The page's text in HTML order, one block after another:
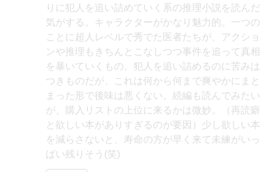
りに犯人を追い詰めていく系の推理小説を読んだ
気がする。キャラクターがかなり魅力的。一つの
ことに超人レベルで秀でた医者たちが、アクショ
ンや推理もきちんとこなしつつ事件を追って真相
を暴いていくもの。犯人を追い詰めるのに苦みは
つきものだが、これは何から何まで爽やかにまと
まった形で後味は悪くない。続編も読んでみたい
が、購入リストの上位に来るかは微妙。（再読癖
と欲しい本がありすぎるのが要因）少し欲しい本
を減らさないと、寿命の方が早く来て未練がいっ
ぱい残りそう(笑)